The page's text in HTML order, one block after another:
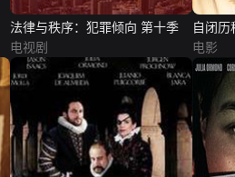
法律与秩序：犯罪倾向 第十季
电视剧
自闭历
电影